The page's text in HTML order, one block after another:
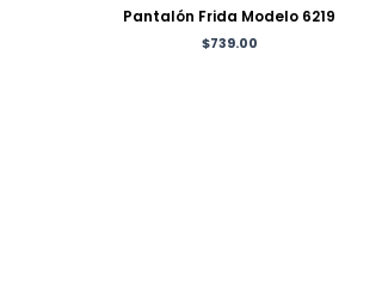
Pantalón Frida Modelo 6219
$739.00